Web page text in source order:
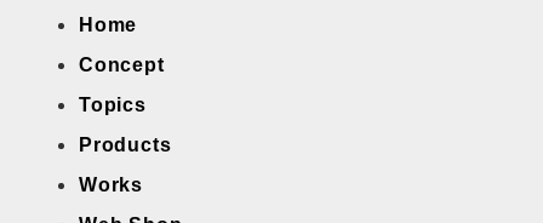
Home
Concept
Topics
Products
Works